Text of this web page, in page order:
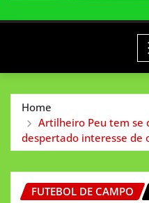
Home
Artilheiro Peu tem se
despertado interesse de
FUTEBOL DE CAMPO